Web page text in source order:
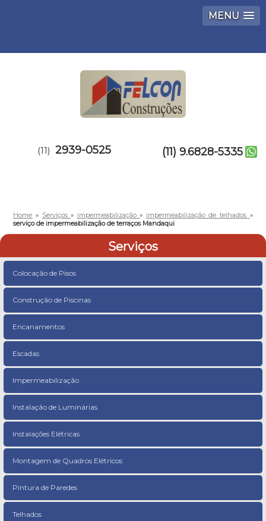
MENU
(11) 2939-0525 (11) 9.6828-5335
Home » Serviços» impermeabilização» impermeabilização de telhados »
serviço de impermeabilização de terraços Mandaqui
Serviços
Colocação de Pisos
Construção de Piscinas
Encanamentos
Escadas
Impermeabilização
Instalação de Luminárias
Instalações Elétricas
Montagem de Quadros Elétricos
Pintura de Paredes
Telhados